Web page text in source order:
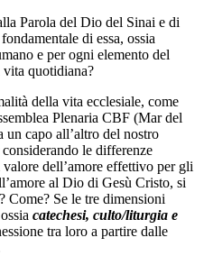
Parola del Dio del Sinai e di
di essa, ossia
e per ogni elemento del
quotidiana?
della vita ecclesiale, come
Plenaria CBF (Mar del
capo all’altro del nostro
le differenze
dell’amore effettivo per gli
al Dio di Gesù Cristo, si
Come? Se le tre dimensioni
catechesi, culto/liturgia e
tra loro a partire dalle